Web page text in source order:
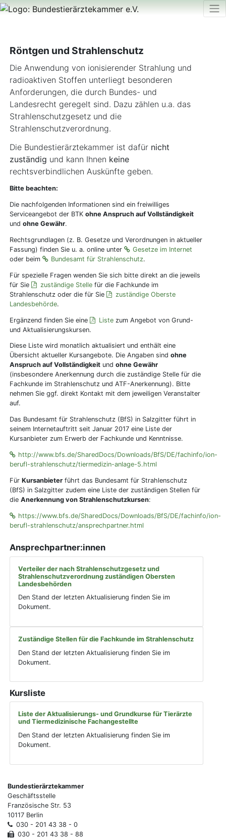
Röntgen und Strahlenschutz
Die Anwendung von ionisierender Strahlung und
radioaktiven Stoffen unterliegt besonderen
Anforderungen, die durch Bundes- und
Landesrecht geregelt sind. Dazu zählen u.a. das
Strahlenschutzgesetz und die
Strahlenschutzverordnung.
Die Bundestierärztekammer ist dafür nicht
zuständig und kann Ihnen keine
rechtsverbindlichen Auskünfte geben.
Bitte beachten:
Die nachfolgenden Informationen sind ein freiwilliges
Serviceangebot der BTKohne Anspruch auf Vollständigkeit
undohne Gewähr.
Rechtsgrundlagen (z. B. Gesetze und Verordnungen in aktueller
Fassung) finden Sie u. a. online unter
Gesetze im Internet
oder beim
Bundesamt für Strahlenschutz.
Für spezielle Fragen wenden Sie sich bitte direkt an die jeweils
für Sie
zuständige Stellefür die Fachkunde im
Strahlenschutz oder die für Sie
zuständige Oberste
Landesbehörde.
Ergänzend finden Sie eine Liste zum Angebot von Grund-
und Aktualisierungskursen.
Diese Liste wird monatlich aktualisiert und enthält eine
Übersicht aktueller Kursangebote. Die Angaben sindohne
Anspruch auf Vollständigkeit undohne Gewähr
(insbesondere Anerkennung durch die zuständige Stelle für die
Fachkunde im Strahlenschutz und ATF-Anerkennung). Bitte
nehmen Sie ggf. direkt Kontakt mit dem jeweiligen Veranstalter
auf.
Das Bundesamt für Strahlenschutz (BfS) in Salzgitter führt in
seinem Internetauftritt seit Januar 2017 eine Liste der
Kursanbieter zum Erwerb der Fachkunde und Kenntnisse.
http://www.bfs.de/SharedDocs/Downloads/BfS/DE/fachinfo/ion-
berufl-strahlenschutz/tiermedizin-anlage-5.html
FürKursanbieter führt das Bundesamt für Strahlenschutz
(BfS) in Salzgitter zudem eine Liste der zuständigen Stellen für
dieAnerkennung von Strahlenschutzkursen:
https://www.bfs.de/SharedDocs/Downloads/BfS/DE/fachinfo/ion-
berufl-strahlenschutz/ansprechpartner.html
Ansprechpartner:innen
Verteiler der nach Strahlenschutzgesetz und
Strahlenschutzverordnung zuständigen Obersten
Landesbehörden
Den Stand der letzten Aktualisierung finden Sie im
Dokument.
Zuständige Stellen für die Fachkunde im Strahlenschutz
Den Stand der letzten Aktualisierung finden Sie im
Dokument.
Kursliste
Liste der Aktualisierungs- und Grundkurse für Tierärzte
und Tiermedizinische Fachangestellte
Den Stand der letzten Aktualisierung finden Sie im
Dokument.
Bundestierärztekammer
Geschäftsstelle
Französische Str. 53
10117 Berlin
030 - 201 43 38 - 0
030 - 201 43 38 - 88